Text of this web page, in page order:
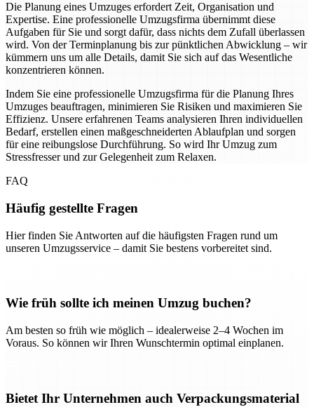
Die Planung eines Umzuges erfordert Zeit, Organisation und
Expertise. Eine professionelle Umzugsfirma übernimmt diese
Aufgaben für Sie und sorgt dafür, dass nichts dem Zufall überlassen
wird. Von der Terminplanung bis zur pünktlichen Abwicklung – wir
kümmern uns um alle Details, damit Sie sich auf das Wesentliche
konzentrieren können.
Indem Sie eine professionelle Umzugsfirma für die Planung Ihres
Umzuges beauftragen, minimieren Sie Risiken und maximieren Sie
Effizienz. Unsere erfahrenen Teams analysieren Ihren individuellen
Bedarf, erstellen einen maßgeschneiderten Ablaufplan und sorgen
für eine reibungslose Durchführung. So wird Ihr Umzug zum
Stressfresser und zur Gelegenheit zum Relaxen.
FAQ
Häufig gestellte Fragen
Hier finden Sie Antworten auf die häufigsten Fragen rund um
unseren Umzugsservice – damit Sie bestens vorbereitet sind.
Wie früh sollte ich meinen Umzug buchen?
Am besten so früh wie möglich – idealerweise 2–4 Wochen im
Voraus. So können wir Ihren Wunschtermin optimal einplanen.
Bietet Ihr Unternehmen auch Verpackungsmaterial